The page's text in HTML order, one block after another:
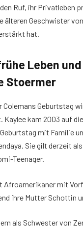
Ruf, ihr Privatleben
älteren Geschwister
hat.
Leben
Stoermer
Colemans Geburtstag
Kaylee kam 2003 auf
mit Familie
Sie gilt derzeit
Teenager.
Afroamerikaner mit
ihre Mutter Schottin
als Schwester von